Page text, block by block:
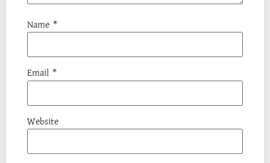
Name *
Email *
Website